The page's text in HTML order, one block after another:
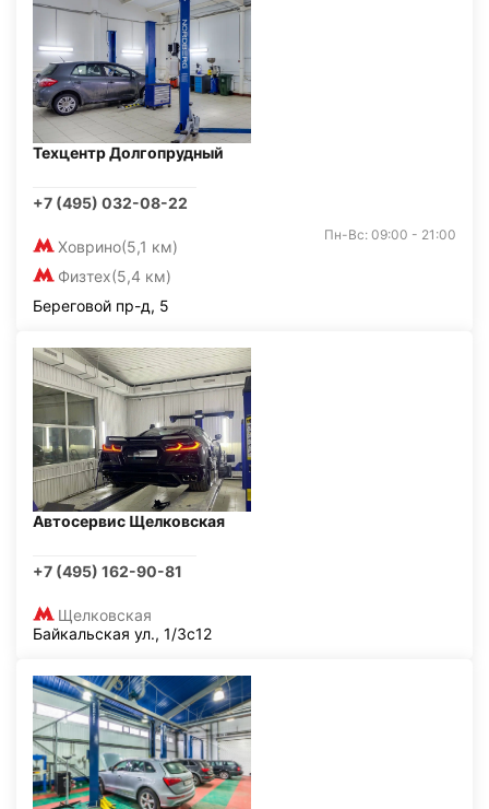
Техцентр Долгопрудный
+7 (495) 032-08-22
Ховрино(5,1 км)
Физтех(5,4 км)
Пн-Вс: 09:00 - 21:00
Береговой пр-д, 5
Автосервис Щелковская
+7 (495) 162-90-81
Щелковская
Байкальская ул., 1/3с12